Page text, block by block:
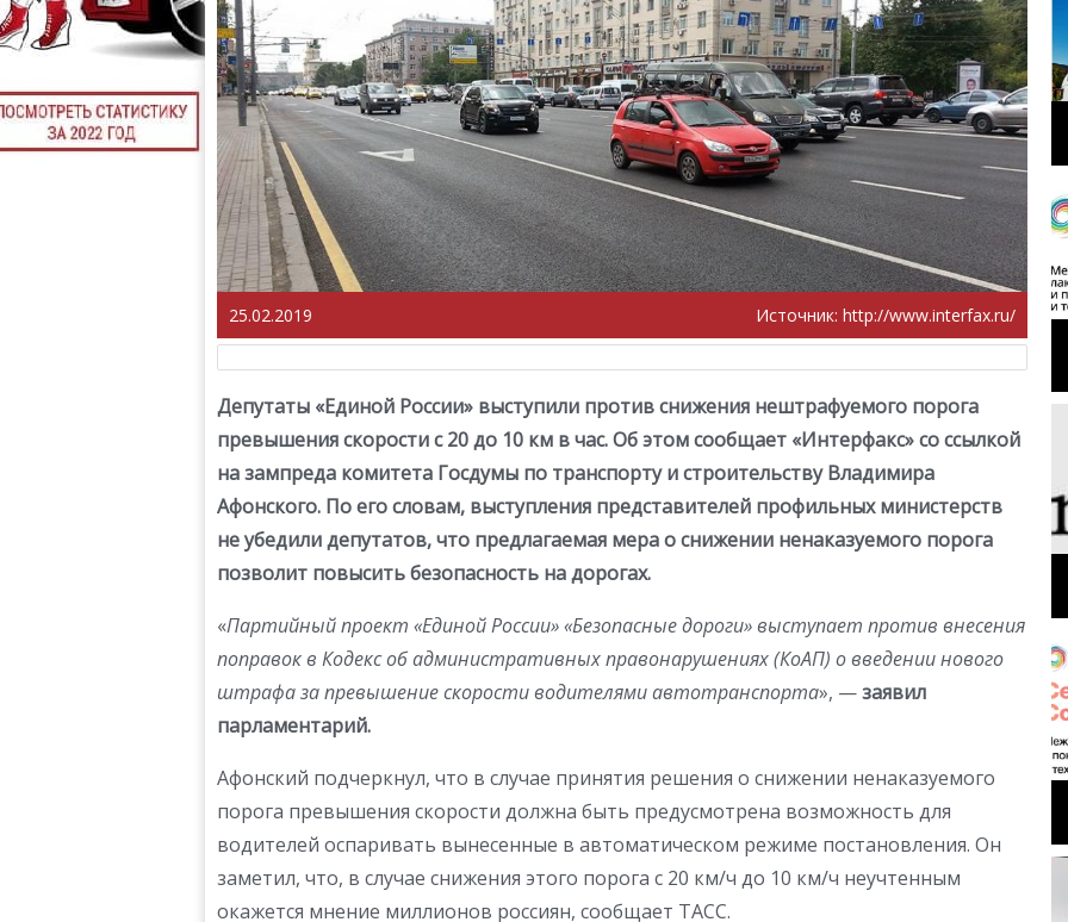
25.02.2019 Источник: http://www.interfax.ru/
Депутаты «Единой России» выступили против снижения нештрафуемого порога
превышения скорости с 20 до 10 км в час. Об этом сообщает «Интерфакс» со ссылкой
на зампреда комитета Госдумы по транспорту и строительству Владимира
Афонского. По его словам, выступления представителей профильных министерств
не убедили депутатов, что предлагаемая мера о снижении ненаказуемого порога
позволит повысить безопасность на дорогах.
«Партийный проект «Единой России» «Безопасные дороги» выступает против внесения
поправок в Кодекс об административных правонарушениях (КоАП) о введении нового
штрафа за превышение скорости водителями автотранспорта», —заявил
парламентарий.
Афонский подчеркнул, что в случае принятия решения о снижении ненаказуемого
порога превышения скорости должна быть предусмотрена возможность для
водителей оспаривать вынесенные в автоматическом режиме постановления. Он
заметил, что, в случае снижения этого порога с 20 км/ч до 10 км/ч неучтенным
окажется мнение миллионов россиян, сообщает ТАСС.